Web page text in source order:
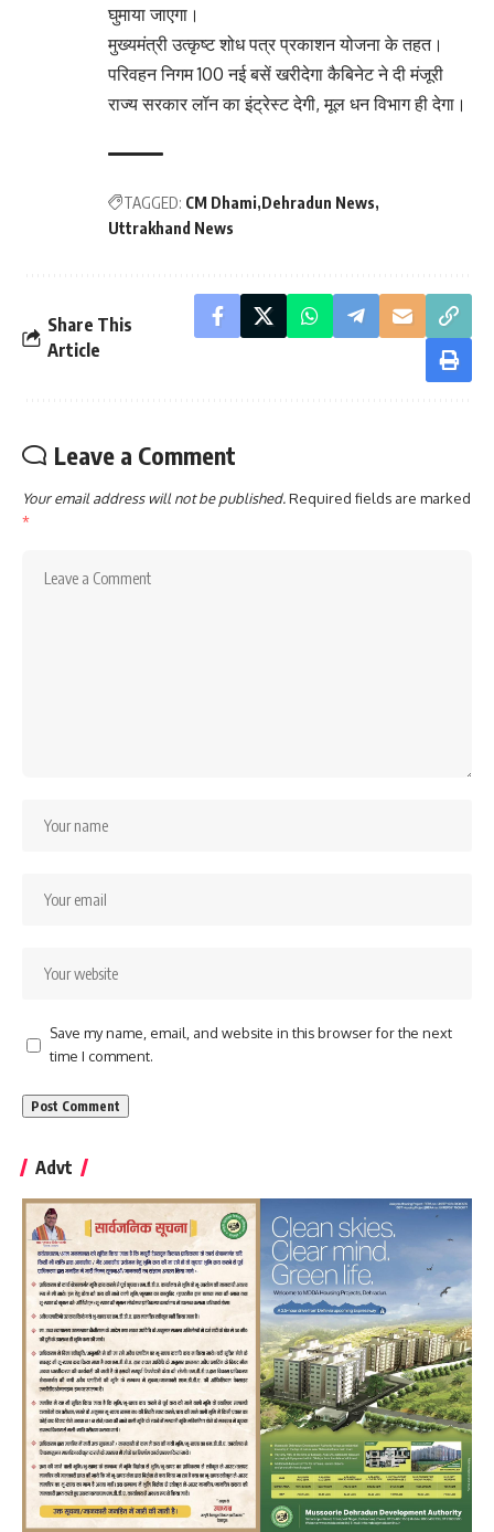
घुमाया जाएगा।
मुख्यमंत्री उत्कृष्ट शोध पत्र प्रकाशन योजना के तहत।
परिवहन निगम 100 नई बसें खरीदेगा कैबिनेट ने दी मंजूरी
राज्य सरकार लॉन का इंट्रेस्ट देगी, मूल धन विभाग ही देगा।
TAGGED: CM Dhami Dehradun News
Uttrakhand News
Share This
Article
Leave a Comment
Your email address will not be published.Required fields are marked
*
Save my name, email, and website in this browser for the next
time I comment.
Advt